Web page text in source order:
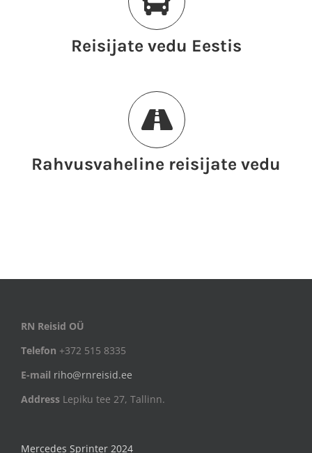
Reisijate vedu Eestis
Rahvusvaheline reisijate vedu
RN Reisid OÜ
Telefon +372 515 8335
E-mail riho@rnreisid.ee
Address Lepiku tee 27, Tallinn.
Mercedes Sprinter 2024